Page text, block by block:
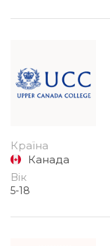
Країна
Канада
Вік
5-18